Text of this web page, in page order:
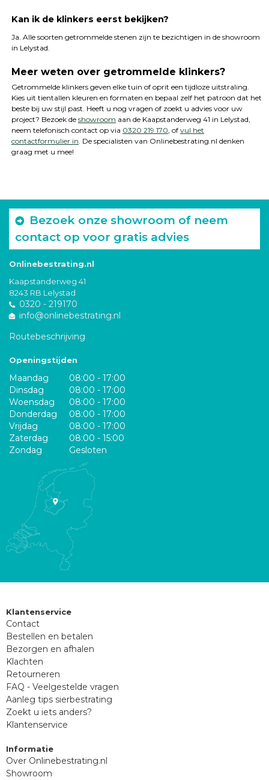
Kan ik de klinkers eerst bekijken?
Ja. Alle soorten getrommelde stenen zijn te bezichtigen in de showroom
in Lelystad.
Meer weten over getrommelde klinkers?
Getrommelde klinkers geven elke tuin of oprit een tijdloze uitstraling.
Kies uit tientallen kleuren en formaten en bepaal zelf het patroon dat het
beste bij uw stijl past. Heeft u nog vragen of zoekt u advies voor uw
project? Bezoek de showroom aan de Kaapstanderweg 41 in Lelystad,
neem telefonisch contact op via 0320 219 170, of vul het
contactformulier in. De specialisten van Onlinebestrating.nl denken
graag met u mee!
Bezoek onze showroom of neem
contact op voor gratis advies
Onlinebestrating.nl
Kaapstanderweg 41
8243 RB Lelystad
0320 - 219170
info@onlinebestrating.nl
Routebeschrijving
Openingstijden
Maandag
08:00 - 17:00
Dinsdag
08:00 - 17:00
Woensdag
08:00 - 17:00
Donderdag
08:00 - 17:00
Vrijdag
08:00 - 17:00
Zaterdag
08:00 - 15:00
Zondag
Gesloten
Klantenservice
Contact
Bestellen en betalen
Bezorgen en afhalen
Klachten
Retourneren
FAQ - Veelgestelde vragen
Aanleg tips sierbestrating
Zoekt u iets anders?
Klantenservice
Informatie
Over Onlinebestrating.nl
Showroom